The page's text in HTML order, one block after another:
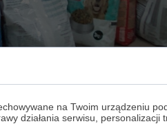
na Twoim urządzeniu
działania serwisu, personalizacji